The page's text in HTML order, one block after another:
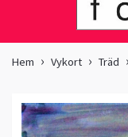
Hem Vykort Träd